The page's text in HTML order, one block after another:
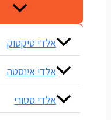
אלדי טיקטוק
אלדי אינסטה
אלדי סטורי